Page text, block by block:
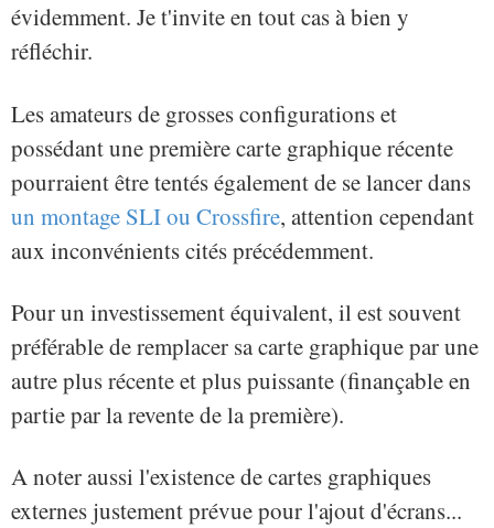
évidemment. Je t'invite en tout cas à bien y
réfléchir.
Les amateurs de grosses configurations et
possédant une première carte graphique récente
pourraient être tentés également de se lancer dans
un montage SLI ou Crossfire, attention cependant
aux inconvénients cités précédemment.
Pour un investissement équivalent, il est souvent
préférable de remplacer sa carte graphique par une
autre plus récente et plus puissante (finançable en
partie par la revente de la première).
A noter aussi l'existence de cartes graphiques
externes justement prévue pour l'ajout d'écrans...